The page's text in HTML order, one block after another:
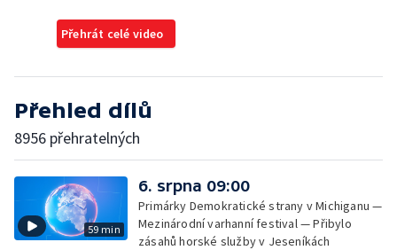
Přehrát celé video
Přehled dílů
8956 přehratelných
59 min
6. srpna 09:00
Primárky Demokratické strany v Michiganu —
Mezinárodní varhanní festival — Přibylo
zásahů horské služby v Jeseníkách